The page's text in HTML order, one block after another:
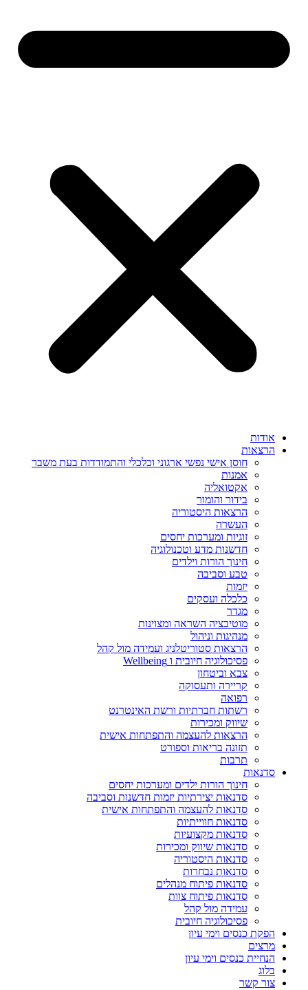
אודות
הרצאות
חוסן אישי נפשי ארגוני וכלכלי והתמודדות בעת משבר
אמנות
אקטואליה
בידור והומור
הרצאות היסטוריה
העשרה
זוגיות ומערכות יחסים
חדשנות מדע וטכנולוגיה
חינוך הורות וילדים
טבע וסביבה
יזמות
כלכלה ועסקים
מגדר
מוטיבציה השראה ומצוינות
מנהיגות וניהול
הרצאות סטוריטלניג ועמידה מול קהל
פסיכולוגיה חיובית ו Wellbeing
צבא וביטחון
קריירה ותעסוקה
רפואה
רשתות חברתיות ורשת האינטרנט
שיווק ומכירות
הרצאות להעצמה והתפתחות אישית
תזונה בריאות וספורט
תרבות
סדנאות
חינוך הורות ילדים ומערכות יחסים
סדנאות יצירתיות יזמות חדשנות וסביבה
סדנאות להעצמה והתפתחות אישית
סדנאות חווייתיות
סדנאות מקצועיות
סדנאות שיווק ומכירות
סדנאות היסטוריה
סדנאות נבחרות
סדנאות פיתוח מנהלים
סדנאות פיתוח צוות
עמידה מול קהל
פסיכולוגיה חיובית
הפקת כנסים וימי עיון
מרצים
הנחיית כנסים וימי עיון
בלוג
צור קשר